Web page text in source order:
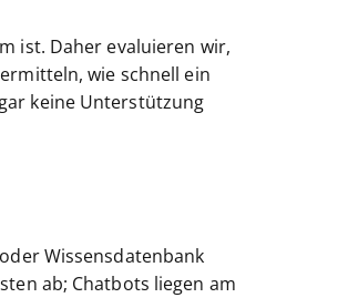
ist. Daher evaluieren wir,
wie schnell ein
keine Unterstützung
Wissensdatenbank
ab; Chatbots liegen am